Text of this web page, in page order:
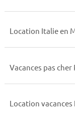
Location Italie en
Vacances pas cher
Location